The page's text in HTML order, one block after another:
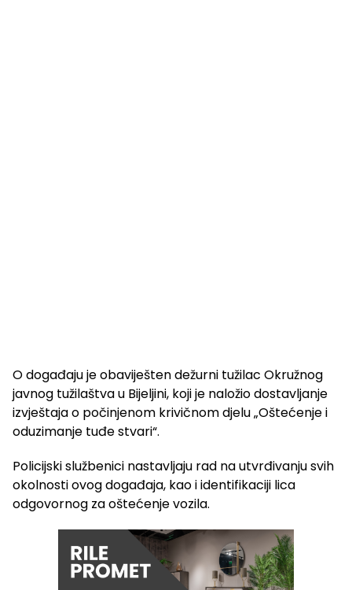
O događaju je obaviješten dežurni tužilac Okružnog
javnog tužilaštva u Bijeljini, koji je naložio dostavljanje
izvještaja o počinjenom krivičnom djelu „Oštećenje i
oduzimanje tuđe stvari“.
Policijski službenici nastavljaju rad na utvrđivanju svih
okolnosti ovog događaja, kao i identifikaciji lica
odgovornog za oštećenje vozila.